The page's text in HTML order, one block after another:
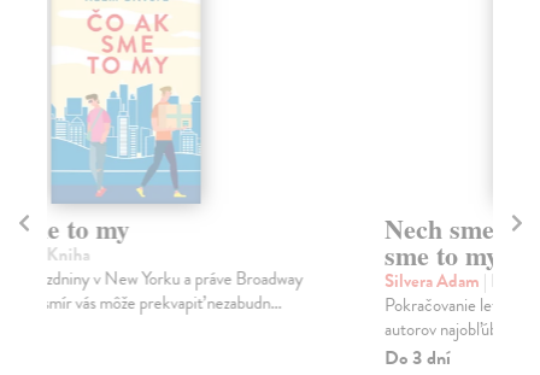
Nech sme to navždy my (Čo ak
sme to my 2)
Silvera Adam| Kniha
Pokračovanie letnej love story Čo ak sme to my od
autorov najobľúbenejších romantických príbehov! Be...